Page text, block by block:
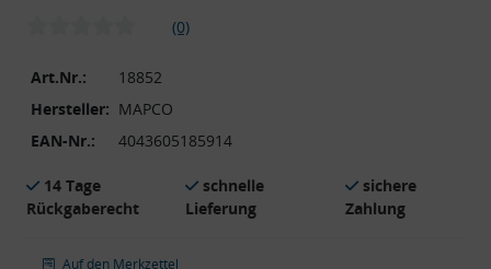
(0)
Art.Nr.:
18852
Hersteller: MAPCO
EAN-Nr.:
4043605185914
14 Tage
Rückgaberecht
schnelle
Lieferung
sichere
Zahlung
Auf den Merkzettel